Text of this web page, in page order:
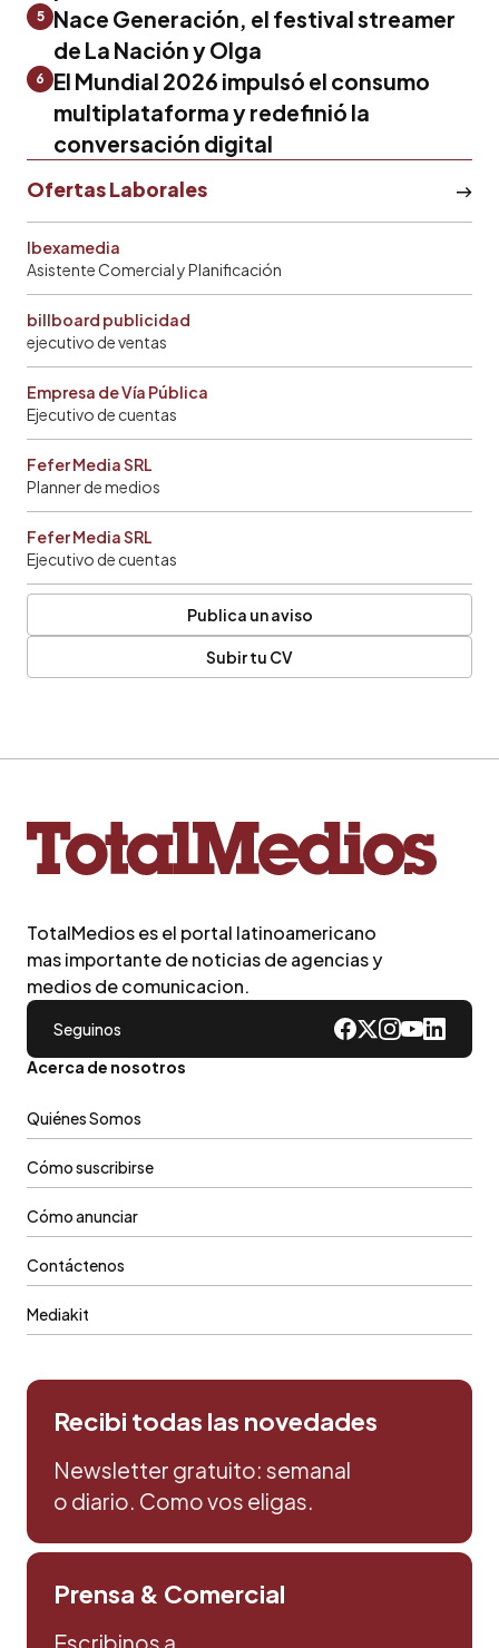
5
Nace Generación, el festival streamer
de La Nación y Olga
6
El Mundial 2026 impulsó el consumo
multiplataforma y redefinió la
conversación digital
Ofertas Laborales
Ibexamedia
Asistente Comercial y Planificación
billboard publicidad
ejecutivo de ventas
Empresa de Vía Pública
Ejecutivo de cuentas
Fefer Media SRL
Planner de medios
Fefer Media SRL
Ejecutivo de cuentas
Publica un aviso
Subir tu CV
TotalMedios es el portal latinoamericano
mas importante de noticias de agencias y
medios de comunicacion.
Seguinos
Acerca de nosotros
Quiénes Somos
Cómo suscribirse
Cómo anunciar
Contáctenos
Mediakit
Recibi todas las novedades
Newsletter gratuito: semanal
o diario. Como vos eligas.
Prensa & Comercial
Escribinos a